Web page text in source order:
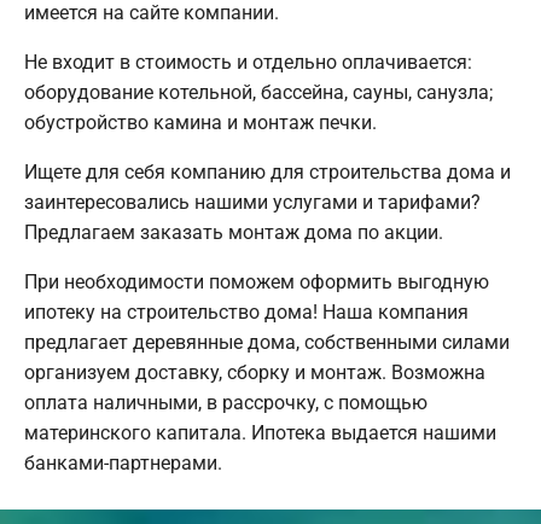
имеется на сайте компании.
Не входит в стоимость и отдельно оплачивается:
оборудование котельной, бассейна, сауны, санузла;
обустройство камина и монтаж печки.
Ищете для себя компанию для строительства дома и
заинтересовались нашими услугами и тарифами?
Предлагаем заказать монтаж дома по акции.
При необходимости поможем оформить выгодную
ипотеку на строительство дома! Наша компания
предлагает деревянные дома, собственными силами
организуем доставку, сборку и монтаж. Возможна
оплата наличными, в рассрочку, с помощью
материнского капитала. Ипотека выдается нашими
банками-партнерами.